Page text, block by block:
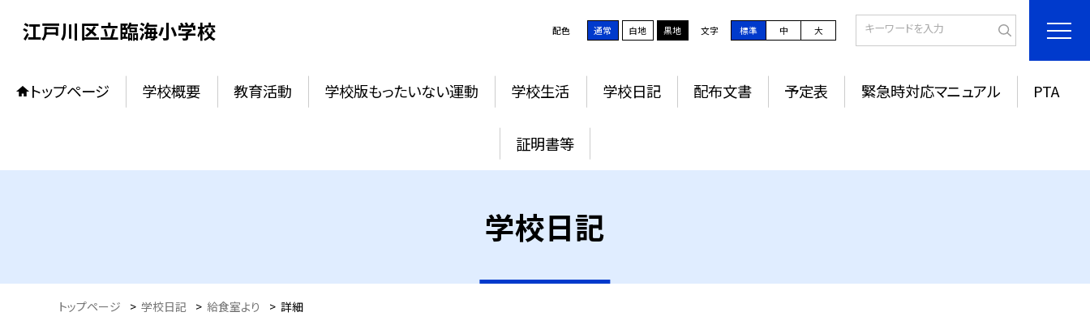
江戸川区立臨海小学校 配色 通常 白地 黒地 文字 標準 中 大
トップページ 学校概要 教育活動 学校版もったいない運動 学校生活 学校日記 配布文書 予定表 緊急時対応マニュアル PTA
証明書等
学校日記
トップページ > 学校日記 > 給食室より > 詳細